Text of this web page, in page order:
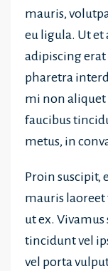
mauris,
eu ligula. Ut et
adipiscing
pharetra
mi non aliquet
faucibus
metus, in
Proin suscipit,
mauris
ut ex.
tincidunt vel
vel porta